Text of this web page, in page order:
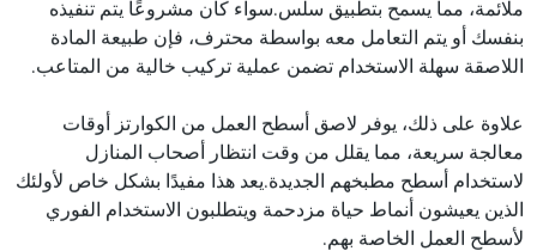
ملائمة، مما يسمح بتطبيق سلس.سواء كان مشروعًا يتم تنفيذه
بنفسك أو يتم التعامل معه بواسطة محترف، فإن طبيعة المادة
اللاصقة سهلة الاستخدام تضمن عملية تركيب خالية من المتاعب.
علاوة على ذلك، يوفر لاصق أسطح العمل من الكوارتز أوقات
معالجة سريعة، مما يقلل من وقت انتظار أصحاب المنازل
لاستخدام أسطح مطبخهم الجديدة.يعد هذا مفيدًا بشكل خاص لأولئك
الذين يعيشون أنماط حياة مزدحمة ويتطلبون الاستخدام الفوري
لأسطح العمل الخاصة بهم.